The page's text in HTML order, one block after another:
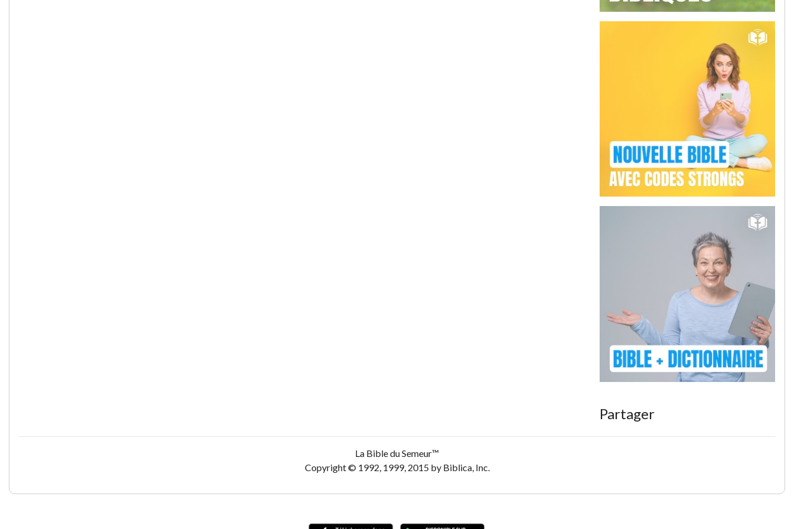
Partager
La Bible du Semeur™
Copyright © 1992, 1999, 2015 by Biblica, Inc.